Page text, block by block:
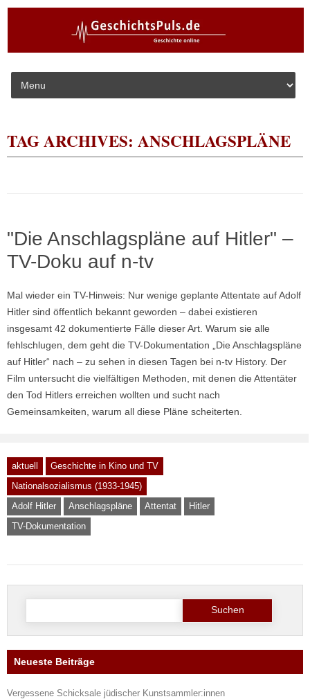
Skip to content
TAG ARCHIVES: ANSCHLAGSPLÄNE
"Die Anschlagspläne auf Hitler" –
TV-Doku auf n-tv
Mal wieder ein TV-Hinweis: Nur wenige geplante Attentate auf Adolf
Hitler sind öffentlich bekannt geworden – dabei existieren
insgesamt 42 dokumentierte Fälle dieser Art. Warum sie alle
fehlschlugen, dem geht die TV-Dokumentation „Die Anschlagspläne
auf Hitler“ nach – zu sehen in diesen Tagen bei n-tv History. Der
Film untersucht die vielfältigen Methoden, mit denen die Attentäter
den Tod Hitlers erreichen wollten und sucht nach
Gemeinsamkeiten, warum all diese Pläne scheiterten.
aktuell
Geschichte in Kino und TV
Nationalsozialismus (1933-1945)
Adolf Hitler
Anschlagspläne Attentat
Hitler
TV-Dokumentation
Suche
Neueste Beiträge
Vergessene Schicksale jüdischer Kunstsammler:innen